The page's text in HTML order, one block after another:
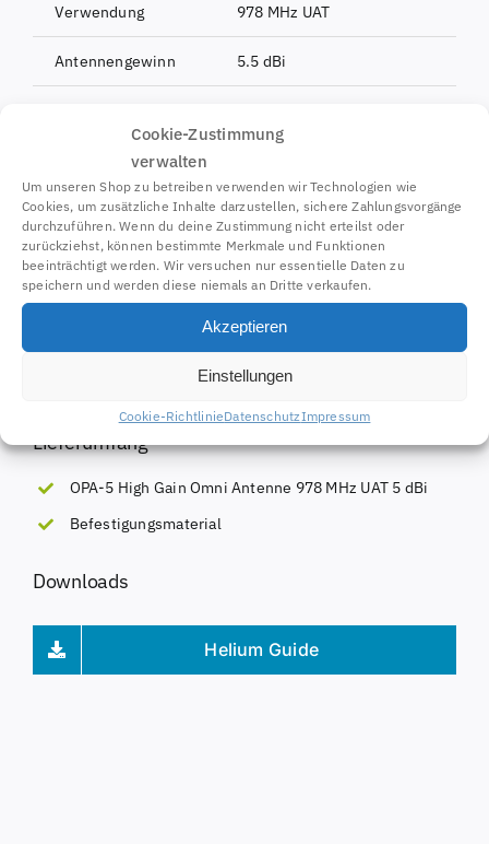
Cookie-Zustimmung
verwalten
Um unseren Shop zu betreiben verwenden wir Technologien wie
Cookies, um zusätzliche Inhalte darzustellen, sichere Zahlungsvorgänge
durchzuführen. Wenn du deine Zustimmung nicht erteilst oder
zurückziehst, können bestimmte Merkmale und Funktionen
beeinträchtigt werden. Wir versuchen nur essentielle Daten zu
speichern und werden diese niemals an Dritte verkaufen.
Akzeptieren
Einstellungen
Cookie-RichtlinieDatenschutzImpressum
Verwendung 978 MHz UAT
Antennengewinn 5.5 dBi
Materialien Eloxiertes Aluminium,
Länge (ca.)
Gewicht (ca) 520 g
Montage Mastklemme für Mastdurchmesser
Lieferumfang
OPA-5 High Gain Omni Antenne 978 MHz UAT 5 dBi
Befestigungsmaterial
Downloads
Helium Guide